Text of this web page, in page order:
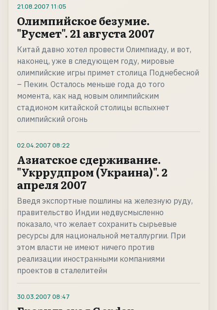
21.08.2007 11:05
Олимпийское безумие.
"Русмет". 21 августа 2007
Китай давно хотел провести Олимпиаду, и вот,
наконец, уже в следующем году, мировые
олимпийские игры примет столица Поднебесной
– Пекин. Осталось меньше года до того
момента, как над новым олимпийским
стадионом китайской столицы вспыхнет
олимпийский огонь
02.04.2007 08:22
Азиатское сдерживание.
"Укррудпром (Украина)". 2
апреля 2007
Введя экспортные пошлины на железную руду,
правительство Индии недвусмысленно
показало, что желает сохранить сырьевые
ресурсы для национальной металлургии. При
этом власти не имеют ничего против
реализации иностранными компаниями
проектов в сталелитейн
30.03.2007 08:47